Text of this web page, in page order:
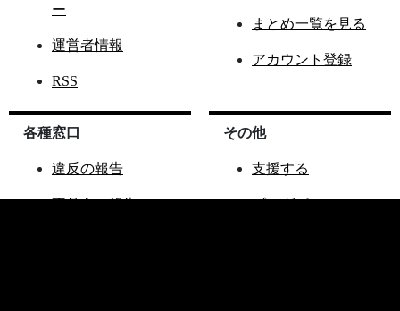
ー
運営者情報
RSS
まとめ一覧を見る
アカウント登録
各種窓口
違反の報告
不具合の報告
その他
支援する
ブログパーツ